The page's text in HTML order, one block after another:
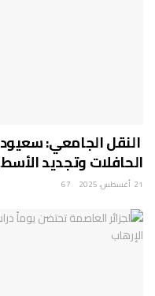
النقل الجامعي:
الحافلات وتجديد
21 أغسطس، 2025 67